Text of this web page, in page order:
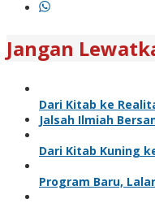
Jangan
Dari Kitab ke
Jalsah Ilmiah
Dari Kitab Kuning
Program Baru,